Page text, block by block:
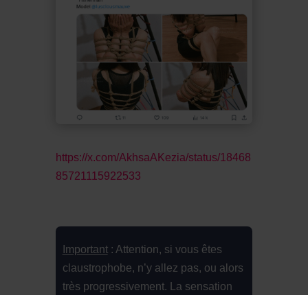
https://x.com/AkhsaAKezia/status/18468
85721115922533
Important: Attention, si vous êtes
claustrophobe, n’y allez pas, ou alors
très progressivement. La sensation